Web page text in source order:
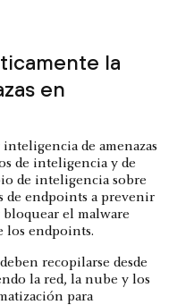
la
en
de amenazas
de inteligencia y de
de inteligencia sobre
de endpoints a prevenir
el malware
los endpoints.
recopilarse desde
la red, la nube y los
para